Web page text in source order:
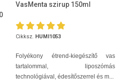
VasMenta szirup 150ml
Cikksz. HUMI1053
Folyékony étrend-kiegészítő vas
tartalommal, liposzómás
technológiával, édesítőszerrel és m...